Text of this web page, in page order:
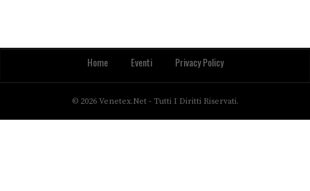
Home Eventi Privacy Policy
© 2026 Venetex.net - Tutti I Diritti Riservati.